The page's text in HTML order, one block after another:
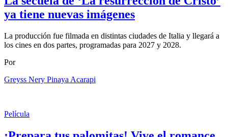
ya tiene nuevas imágenes
La producción fue filmada en distintas ciudades de Italia y llegará a
los cines en dos partes, programadas para 2027 y 2028.
Por
Greyss Nery Pinaya Acarapi
Película